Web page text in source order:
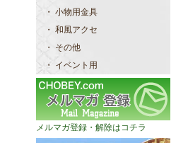
・ 小物用金具
・ 和風アクセ
・ その他
・ イベント用
メルマガ登録・解除はコチラ